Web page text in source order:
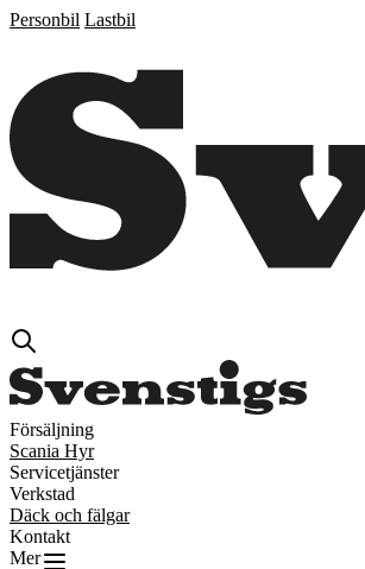
Personbil Lastbil
Försäljning
Scania Hyr
Servicetjänster
Verkstad
Däck och fälgar
Kontakt
Mer